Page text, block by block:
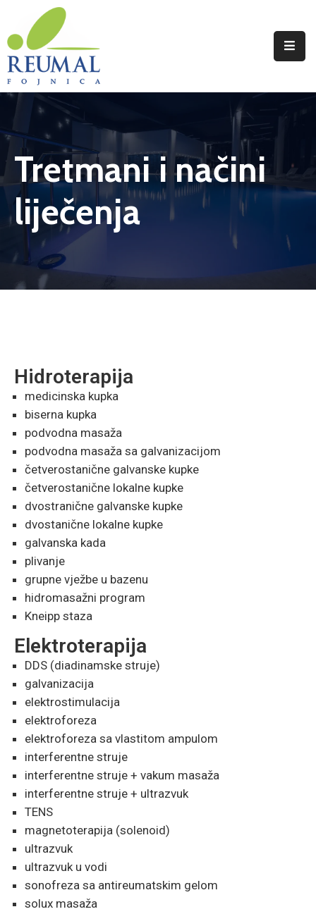
Naslovna
Reumal
Programi
Wellness
Novosti
Kontakt
Tretmani i načini
liječenja
Hidroterapija
medicinska kupka
biserna kupka
podvodna masaža
podvodna masaža sa galvanizacijom
četverostanične galvanske kupke
četverostanične lokalne kupke
dvostranične galvanske kupke
dvostanične lokalne kupke
galvanska kada
plivanje
grupne vježbe u bazenu
hidromasažni program
Kneipp staza
Elektroterapija
DDS (diadinamske struje)
galvanizacija
elektrostimulacija
elektroforeza
elektroforeza sa vlastitom ampulom
interferentne struje
interferentne struje + vakum masaža
interferentne struje + ultrazvuk
TENS
magnetoterapija (solenoid)
ultrazvuk
ultrazvuk u vodi
sonofreza sa antireumatskim gelom
solux masaža